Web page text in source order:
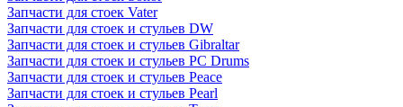
Запчасти для стоек Vater
Запчасти для стоек и стульев DW
Запчасти для стоек и стульев Gibraltar
Запчасти для стоек и стульев PC Drums
Запчасти для стоек и стульев Peace
Запчасти для стоек и стульев Pearl